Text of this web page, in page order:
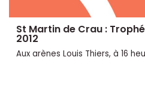
St Martin de Crau :
2012
Aux arènes Louis Thiers, à 16